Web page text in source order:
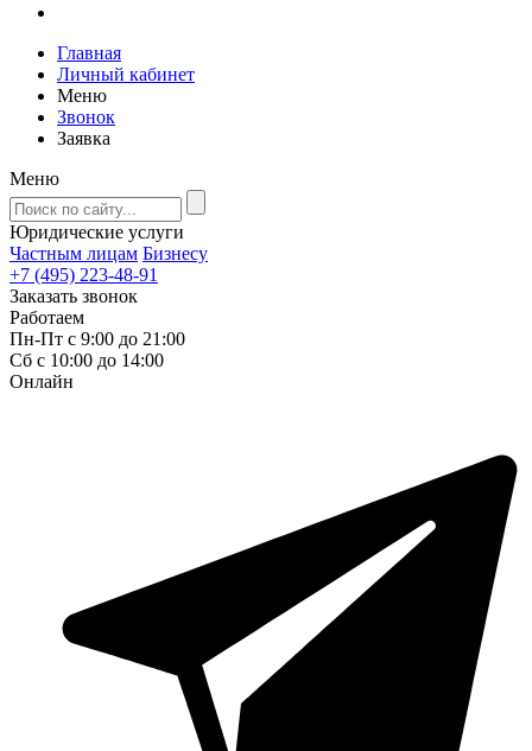
Главная
Личный кабинет
Меню
Звонок
Заявка
Меню
Юридические услуги
Частным лицам Бизнесу
+7 (495) 223-48-91
Заказать звонок
Работаем
Пн-Пт с 9:00 до 21:00
Сб с 10:00 до 14:00
Онлайн